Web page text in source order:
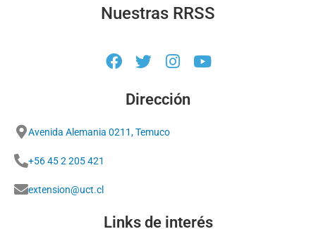
Nuestras RRSS
Dirección
Avenida Alemania 0211, Temuco
+56 45 2 205 421
extension@uct.cl
Links de interés